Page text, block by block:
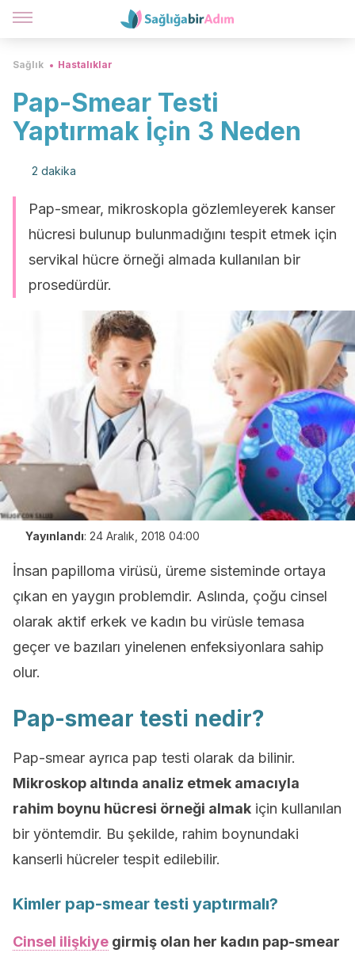
Sağlık Hastalıklar
Pap-Smear Testi
Yaptırmak İçin 3 Neden
2 dakika
Pap-smear, mikroskopla gözlemleyerek kanser
hücresi bulunup bulunmadığını tespit etmek için
servikal hücre örneği almada kullanılan bir
prosedürdür.
Yayınlandı: 24 Aralık, 2018 04:00
İnsan papilloma virüsü, üreme sisteminde ortaya
çıkan en yaygın problemdir. Aslında, çoğu cinsel
olarak aktif erkek ve kadın bu virüsle temasa
geçer ve bazıları yinelenen enfeksiyonlara sahip
olur.
Pap-smear testi nedir?
Pap-smear ayrıca pap testi olarak da bilinir.
Mikroskop altında analiz etmek amacıyla
rahim boynu hücresi örneği almak için kullanılan
bir yöntemdir. Bu şekilde, rahim boynundaki
kanserli hücreler tespit edilebilir.
Kimler pap-smear testi yaptırmalı?
Cinsel ilişkiye girmiş olan her kadın pap-smear